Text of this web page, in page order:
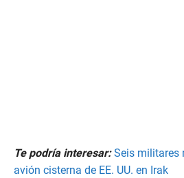
Te podría interesar: Seis militares
avión cisterna de EE. UU. en Irak